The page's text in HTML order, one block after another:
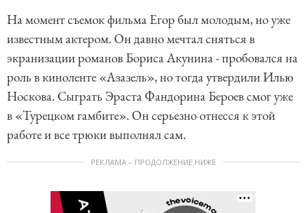
На момент съемок фильма Егор был молодым, но уже
известным актером. Он давно мечтал сняться в
экранизации романов Бориса Акунина - пробовался на
роль в киноленте «Азазель», но тогда утвердили Илью
Носкова. Сыграть Эраста Фандорина Бероев смог уже
в «Турецком гамбите». Он серьезно отнесся к этой
работе и все трюки выполнял сам.
РЕКЛАМА – ПРОДОЛЖЕНИЕ НИЖЕ